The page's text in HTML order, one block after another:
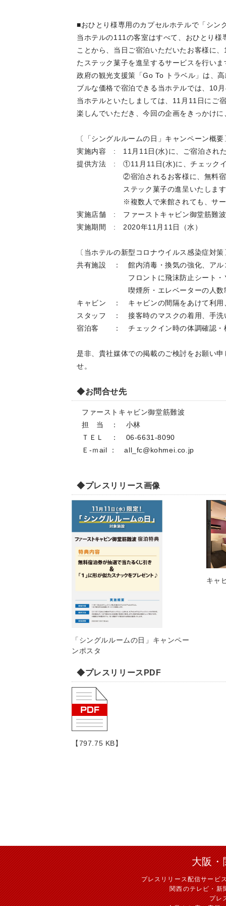
■おひとり様専用のカプセルホテルで「シン
当ホテルの111の客室はすべて、おひとり
ことから、当日ご宿泊いただいたお客様に
たステック菓子を進呈するサービスを行いま
政府の観光支援策「Go To トラベル」は、
ブルな価格で宿泊できる当ホテルでは、10
当ホテルといたしましては、11月11日にご
楽しんでいただき、今回の企画をきっかけ
〔「シングルルームの日」キャンペーン概要
実施内容 : 11月11日(水)に、ご宿泊された
提供方法 : ①11月11日(水)に、チェックイ
②宿泊されるお客様に、無料宿泊券が
ステック菓子の進呈いたします
※複数人で来館されても、サービ
実施店舗 : ファーストキャビン御堂筋難
実施期間 : 2020年11月11日（水）
〔当ホテルの新型コロナウイルス感染症対策
共有施設 ： 館内消毒・換気の強化、アル
フロントに飛沫防止シート・ソー
喫煙所・エレベーターの人数制限
キャビン ： キャビンの間隔をあけて利用
スタッフ ： 接客時のマスクの着用、手洗
宿泊客 ： チェックイン時の体調確認・
是非、貴社媒体での掲載のご検討をお願い
せ。
◆お問合せ先
ファーストキャビン御堂筋難波
担 当 ： 小林
ＴＥＬ ： 06-6631-8090
Ｅ-ｍail ：all_fc@kohmei.co.jp
◆プレスリリース画像
「シングルルームの日」キャンペー
ンポスタ
キャ
◆プレスリリースPDF
【797.75 KB】
大阪
プレスリリース配信サービ
関西のテレビ・新
プレ